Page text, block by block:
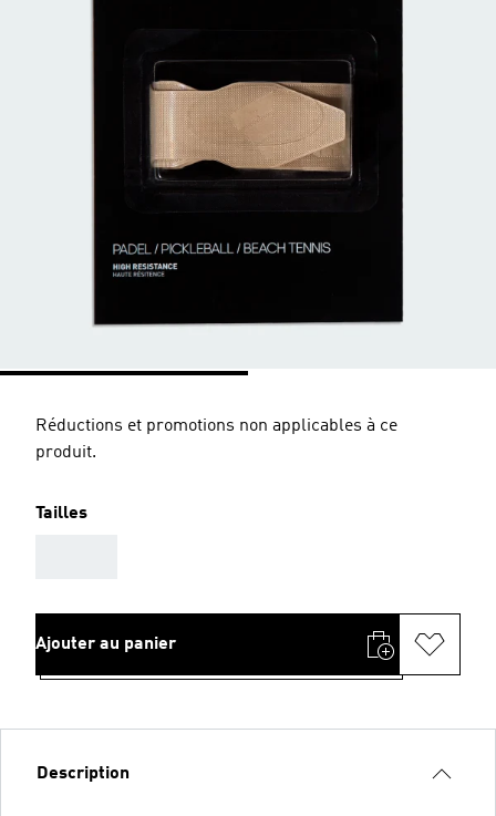
Réductions et promotions non applicables à ce
produit.
Tailles
Ajouter au panier
Description